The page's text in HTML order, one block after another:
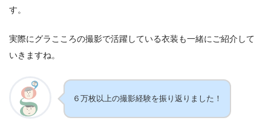
す。
実際にグラこころの撮影で活躍している衣装も一緒にご紹介して
いきますね。
６万枚以上の撮影経験を振り返りました！